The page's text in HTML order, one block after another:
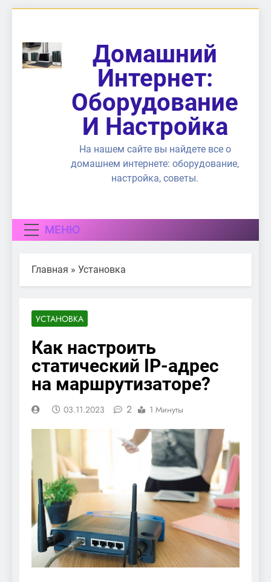
содержимому
Домашний
Интернет:
Оборудование
И Настройка
На нашем сайте вы найдете все о
домашнем интернете: оборудование,
настройка, советы.
МЕНЮ
Главная » Установка
УСТАНОВКА
Как настроить
статический IP-адрес
на маршрутизаторе?
03.11.2023 2 1 Минуты